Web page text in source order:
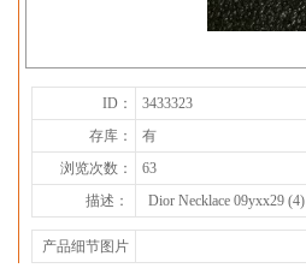
ID： 3433323
存库：
有
浏览次数：
63
描述：
Dior Necklace 09yxx29 (4)
产品细节图片